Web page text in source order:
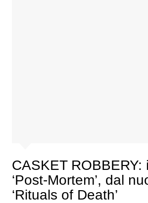
CASKET ROBBERY:
‘Post-Mortem’, dal
‘Rituals of Death’